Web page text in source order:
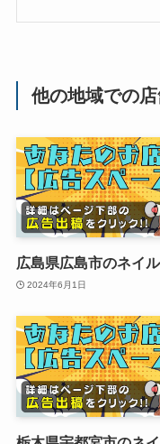
他の地域での
広島県広島市のネイル
2024年6月1日